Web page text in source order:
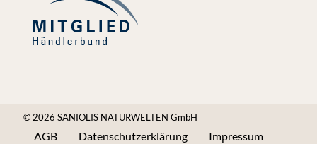
© 2026 SANIOLIS NATURWELTEN GmbH
AGB Datenschutzerklärung Impressum